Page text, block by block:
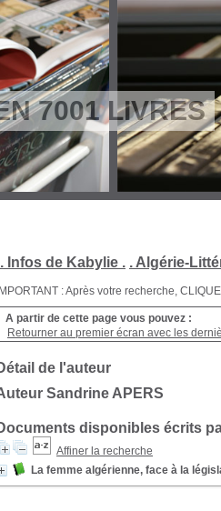
7001 LIVRES
. Infos de Kabylie . . Algérie-
IMPORTANT : Après votre recherche,
A partir de cette page vous pouvez :
Retourner au premier écran avec les
de l'auteur
Sandrine APERS
disponibles écrits
Affiner la recherche
La femme algérienne, face à la